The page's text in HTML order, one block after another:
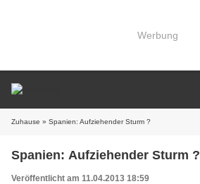
Werbung
Zuhause » Spanien: Aufziehender Sturm ?
Spanien: Aufziehender Sturm ?
Veröffentlicht am 11.04.2013 18:59